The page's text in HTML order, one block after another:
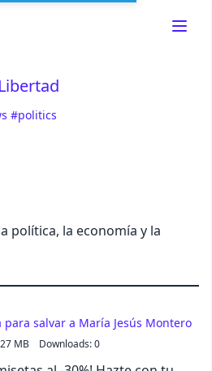
policies
#politics
política, la economía y la
Cancel
para salvar a María Jesús Montero
MB Downloads: 0